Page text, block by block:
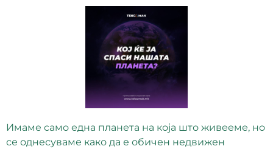
Имаме само една планета на која што живееме, но
се однесуваме како да е обичен недвижен